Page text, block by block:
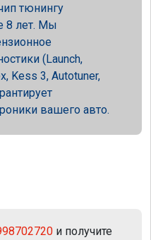
тюнингу
8 лет. Мы
(Launch,
Kess 3, Autotuner,
вашего авто.
и получите